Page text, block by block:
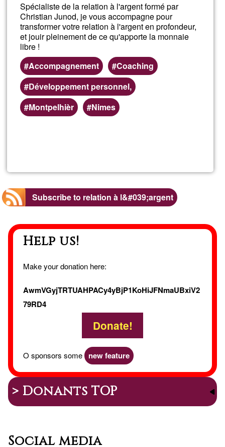
Spécialiste de la relation à l'argent formé par
Christian Junod, je vous accompagne pour
transformer votre relation à l'argent en profondeur,
et jouir pleinement de ce qu'apporte la monnaie
libre !
Accompagnement
Coaching
Développement personnel,
Montpelhièr
Nimes
Subscribe to relation à l&#039;argent
Help us!
Make your donation here:
AwmVGyjTRTUAHPACy4yBjP1KoHiJFNmaUBxiV2
79RD4
Donate!
O sponsors some new feature
> Donants TOP
Social media